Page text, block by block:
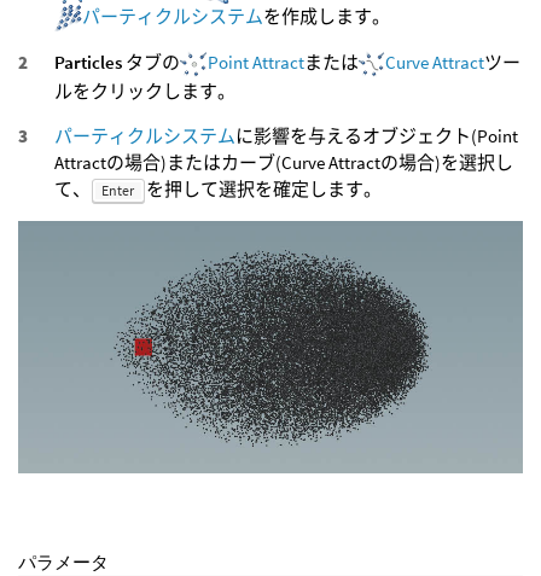
パーティクルシステムを作成します。
Particles タブの Point Attractまたは Curve Attractツー
ルをクリックします。
パーティクルシステムに影響を与えるオブジェクト(Point
Attractの場合)またはカーブ(Curve Attractの場合)を選択し
て、
Enter を押して選択を確定します。
パラメータ